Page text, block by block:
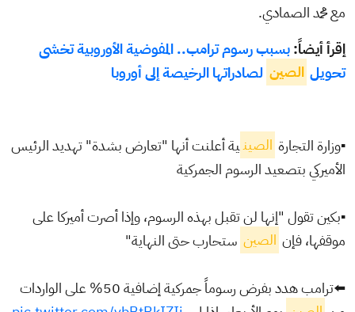
مع محمد الصمادي.
إقرأ أيضاً:بسبب رسوم ترامب.. المفوضية الأوروبية تخشى
تحويل الصين لصادراتها الرخيصة إلى أوروبا
▪️وزارة التجارة الصينية أعلنت أنها "تعارض بشدة" تهديد الرئيس
الأميركي بتصعيد الرسوم الجمركية
▪️بكين تقول "إنها لن تقبل بهذه الرسوم، وإذا أصرت أميركا على
موقفها، فإن الصين ستحارب حتى النهاية"
⬅️ترامب هدد بفرض رسوماً جمركية إضافية 50% على الواردات